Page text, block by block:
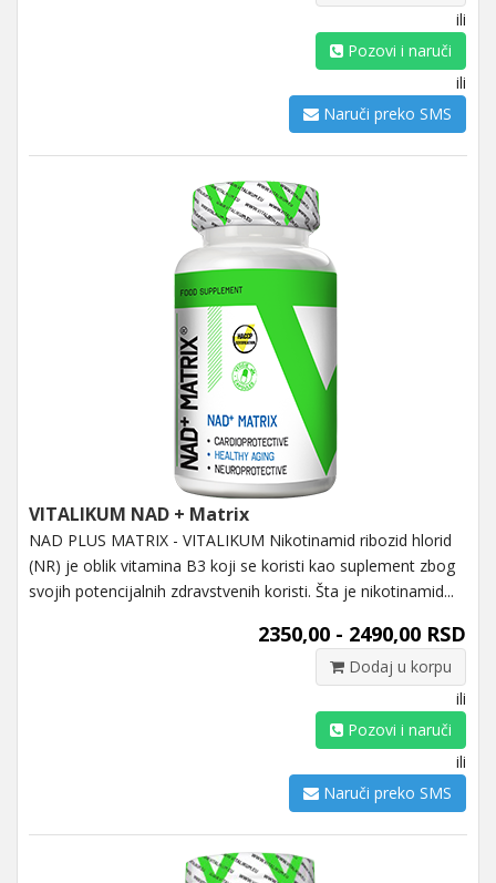
ili
Pozovi i naruči
ili
Naruči preko SMS
VITALIKUM NAD + Matrix
NAD PLUS MATRIX - VITALIKUM Nikotinamid ribozid hlorid
(NR) je oblik vitamina B3 koji se koristi kao suplement zbog
svojih potencijalnih zdravstvenih koristi. Šta je nikotinamid...
2350,00 - 2490,00 RSD
Dodaj u korpu
ili
Pozovi i naruči
ili
Naruči preko SMS